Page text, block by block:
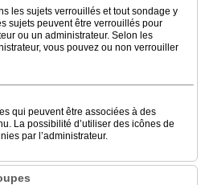
les sujets verrouillés et tout sondage y
sujets peuvent être verrouillés pour
ou un administrateur. Selon les
vous pouvez ou non verrouiller
qui peuvent être associées à des
La possibilité d’utiliser des icônes de
par l’administrateur.